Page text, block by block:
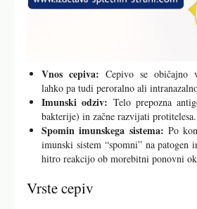
Vnos cepiva: Cepivo se običajno
lahko pa tudi peroralno ali
Imunski odziv: Telo prepozna
bakterije) in začne razvijati protitelesa.
Spomin imunskega sistema: Po
imunski sistem “spomni” na patogen
hitro reakcijo ob morebitni ponovni
Vrste cepiv